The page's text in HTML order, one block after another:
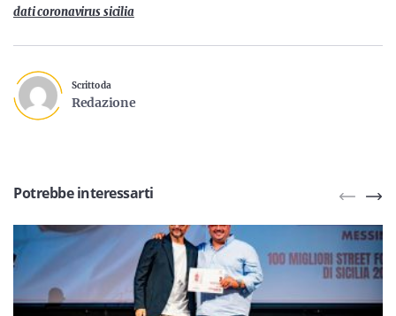
dati coronavirus sicilia
Scritto da
Redazione
Potrebbe interessarti